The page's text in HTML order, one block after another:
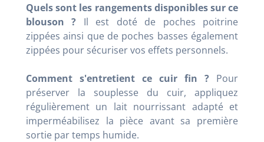
Quels sont les rangements disponibles sur ce
blouson ? Il est doté de poches poitrine
zippées ainsi que de poches basses également
zippées pour sécuriser vos effets personnels.
Comment s'entretient ce cuir fin ? Pour
préserver la souplesse du cuir, appliquez
régulièrement un lait nourrissant adapté et
imperméabilisez la pièce avant sa première
sortie par temps humide.